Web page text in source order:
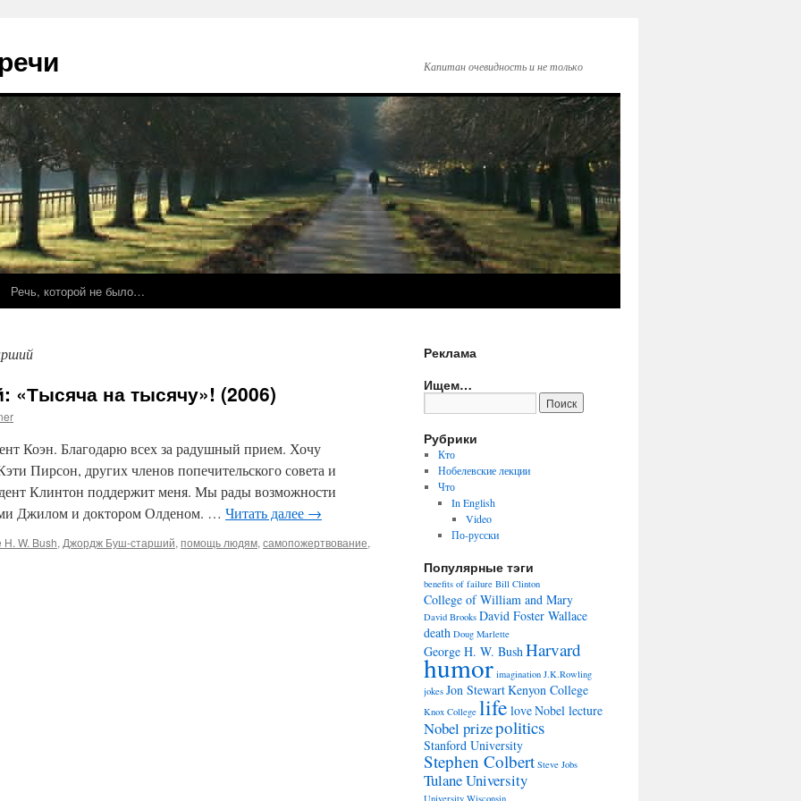
Капитан очевидность и не только
Речь, которой не было…
на тысячу»! (2006)
Коэн. Благодарю всех за радушный прием. Хочу
Пирсон, других членов попечительского совета и
Клинтон поддержит меня. Мы рады возможности
Джилом и доктором Олденом. … Читать далее →
H. W. Bush, Джордж Буш-старший, помощь людям, самопожертвование,
Реклама
Ищем…
Рубрики
Кто
Нобелевские лекции
Что
In English
Video
По-русски
Популярные тэги
benefits of failure Bill Clinton
College of William and Mary
David Brooks David Foster Wallace
death Doug Marlette
George H. W. BushHarvard
humor imagination J.K.Rowling
jokes Jon StewartKenyon College
Knox College life loveNobel lecture
Nobel prizepolitics
Stanford University
Stephen Colbert Steve Jobs
Tulane University
University Wisconsin